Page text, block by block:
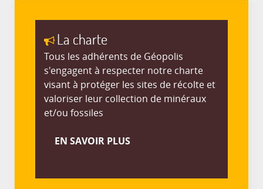
La charte
Tous les adhérents de Géopolis
s'engagent à respecter notre charte
visant à protéger les sites de récolte et
valoriser leur collection de minéraux
et/ou fossiles
EN SAVOIR PLUS